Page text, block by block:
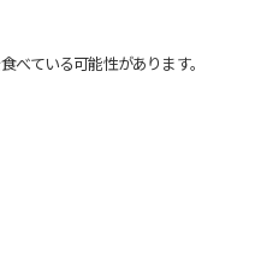
ている可能性があります。